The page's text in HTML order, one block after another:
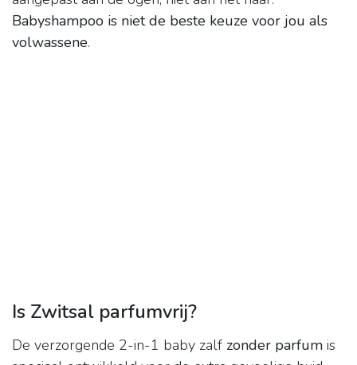
Babyshampoo is niet de beste keuze voor jou als
volwassene.
Is Zwitsal parfumvrij?
De verzorgende 2-in-1 baby zalf zonder parfum is